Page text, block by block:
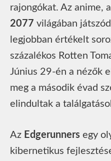
rajongókat. Az anime,
2077 világában
legjobban értékelt
százalékos Rotten
Június 29-én a nézők
meg a második évad
elindultak a
Az Edgerunners egy
kibernetikus